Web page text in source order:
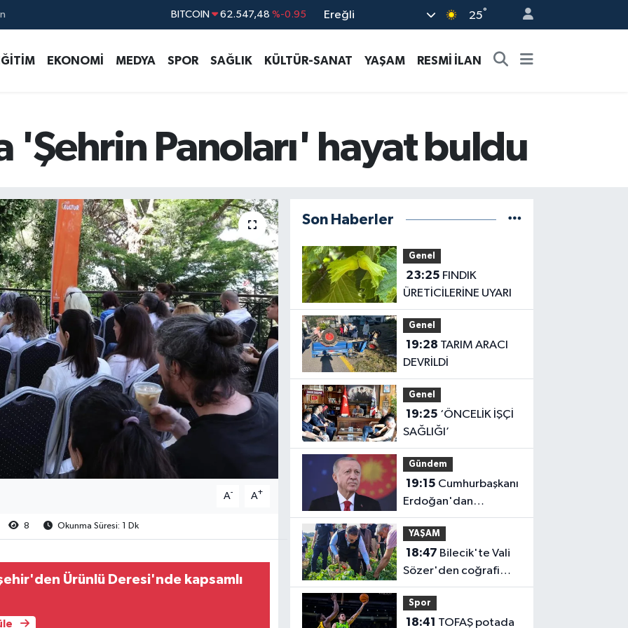
DOLAR 47,5391 %0.05
STERLİN 63,9310 %-0.38
Ereğli 25°
EKONOMİ MEDYA SPOR SAĞLIK KÜLTÜR-SANAT YAŞAM RESMİ İLAN
'Şehrin Panoları' hayat buldu
A- A+
8 Okunma Süresi: 1 Dk
Ürünlü Deresi'nde kapsamlı
Son Haberler
Genel
23:25
ÜRETİCİLERİNE UYARI
Genel
19:28
DEVRİLDİ
Genel
19:25
SAĞLIĞI’
Gündem
19:15
Erdoğan'dan
'Terörsüz Türkiye'
mesajı
YAŞAM
18:47
Sözer'den coğrafi
işaretli Kamber Biberi
hasadı
Spor
18:41